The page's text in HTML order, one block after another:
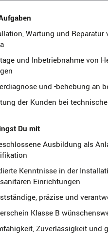
Wartung und
und Inbetriebnahme von
und -behebung an
der Kunden bei
Du mit
Ausbildung als
Kenntnisse in der
Einrichtungen
präzise und
Klasse B
Zuverlässigkeit und